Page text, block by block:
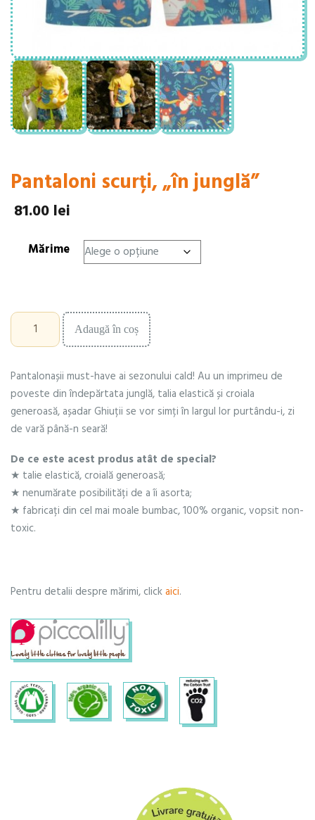
Pantaloni scurți, „în junglă”
81.00 lei
Mărime
Cantitate
Pantaloni
scurți,
junglă"
Adaugă în coș
Pantalonașii must-have ai sezonului cald! Au un imprimeu de
poveste din îndepărtata junglă, talia elastică și croiala
generoasă, așadar Ghiuții se vor simți în largul lor purtându-i, zi
de vară până-n seară!
De ce este acest produs atât de special?
★ talie elastică, croială generoasă;
★ nenumărate posibilități de a îi asorta;
★ fabricați din cel mai moale bumbac, 100% organic, vopsit non-
toxic.
Pentru detalii despre mărimi, clickaici.